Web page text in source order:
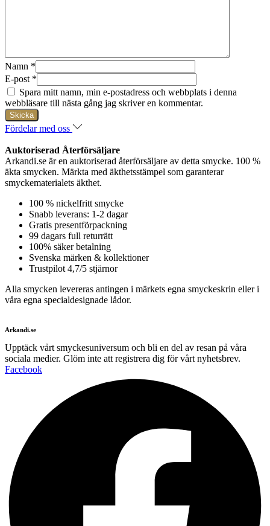
Namn *
E-post *
Spara mitt namn, min e-postadress och webbplats i denna
webbläsare till nästa gång jag skriver en kommentar.
Fördelar med oss
Auktoriserad Återförsäljare
Arkandi.se är en auktoriserad återförsäljare av detta smycke. 100 %
äkta smycken. Märkta med äkthetsstämpel som garanterar
smyckematerialets äkthet.
100 % nickelfritt smycke
Snabb leverans: 1-2 dagar
Gratis presentförpackning
99 dagars full returrätt
100% säker betalning
Svenska märken & kollektioner
Trustpilot 4,7/5 stjärnor
Alla smycken levereras antingen i märkets egna smyckeskrin eller i
våra egna specialdesignade lådor.
Arkandi.se
Upptäck vårt smyckesuniversum och bli en del av resan på våra
sociala medier. Glöm inte att registrera dig för vårt nyhetsbrev.
Facebook